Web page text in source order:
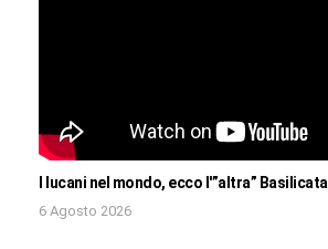
I lucani nel mondo, ecco l'”altra” Basilicata
6 Agosto 2026